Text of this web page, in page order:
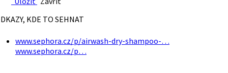
KDE TO SEHNAT
www.sephora.cz/p/airwash-dry-shampoo-…
www.sephora.cz/p…